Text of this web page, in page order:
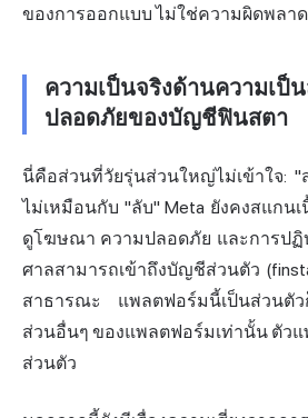
ของการออกแบบ ไม่ใช่ความผิดพลาด
ความเป็นจริงด้านความเป็
ปลอดภัยของบัญชีฟินสตา
นี่คือส่วนที่วัยรุ่นส่วนใหญ่ไม่เข้าใจ: "
ไม่เหมือนกับ "ลับ" Meta ยังคงสแกน
ดูโฆษณา ความปลอดภัย และการป
ศาลสามารถเข้าถึงบัญชีส่วนตัว
สาธารณะ แพลตฟอร์มนี้เป็นส่วนตัว
ส่วนอื่นๆ ของแพลตฟอร์มเท่านั้น ตัว
ส่วนตัว